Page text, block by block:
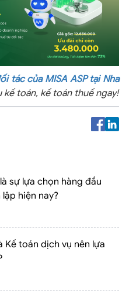
tác của MISA ASP tại Nha
toán, kế toán thuế ngay!
sự lựa chọn hàng đầu
hiện nay?
Kế toán dịch vụ nên lựa